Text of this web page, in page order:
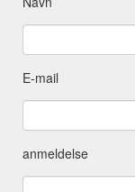
E-mail
anmeldelse